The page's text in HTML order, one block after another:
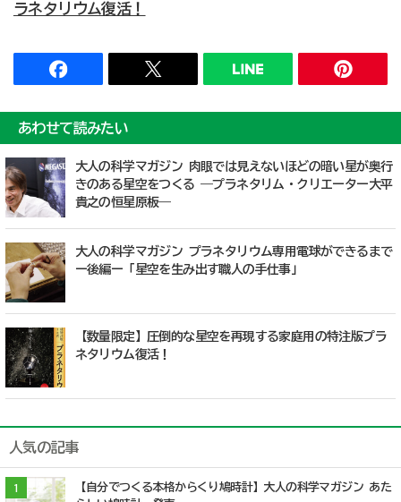
ラネタリウム復活！
あわせて読みたい
大人の科学マガジン 肉眼では見えないほどの暗い星が奥行
きのある星空をつくる ―プラネタリム・クリエーター大平
貴之の恒星原板―
大人の科学マガジン プラネタリウム専用電球ができるまで
ー後編ー「星空を生み出す職人の手仕事」
【数量限定】圧倒的な星空を再現する家庭用の特注版プラ
ネタリウム復活！
人気の記事
1
【自分でつくる本格からくり鳩時計】大人の科学マガジン あた